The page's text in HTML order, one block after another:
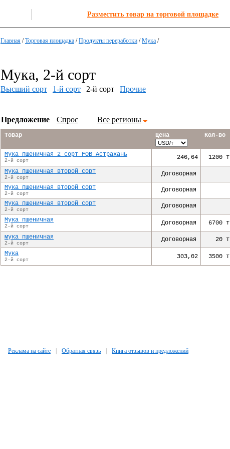
Разместить товар на торговой площадке
Главная /Торговая площадка /Продукты переработки /Мука /
Мука, 2-й сорт
Высший сорт 1-й сорт 2-й сорт
Прочие
Предложение
Спрос Все регионы
Товар Цена Кол-во
Мука пшеничная 2 сорт FOB Астрахань
2-й сорт 246,64 1200 т
Мука пшеничная второй сорт
2-й сорт
Договорная
Мука пшеничная второй сорт
2-й сорт
Договорная
Мука пшеничная второй сорт
2-й сорт
Договорная
Мука пшеничная
2-й сорт Договорная 6700 т
мука пшеничная
2-й сорт
Договорная 20 т
Мука
2-й сорт 303,02 3500 т
Реклама на сайте Обратная связь Книга отзывов и предложений